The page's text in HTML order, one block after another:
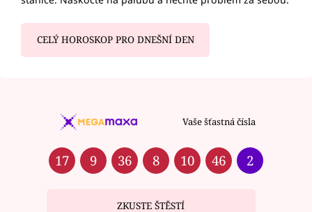
CELÝ HOROSKOP PRO DNEŠNÍ DEN
Vaše šťastná čísla
17 9 36 8 10 46 2
ZKUSTE ŠTĚSTÍ